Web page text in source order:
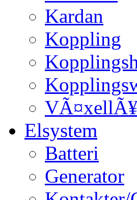
Kardan
Koppling
Elsystem
Batteri
Generator